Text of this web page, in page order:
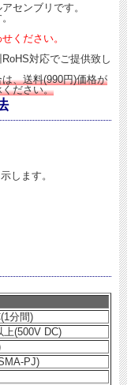
センブリです。
ください。
対応でご提供致し
、送料(990円)価格が
ださい。
します。
分間)
(500V DC)
PJ)